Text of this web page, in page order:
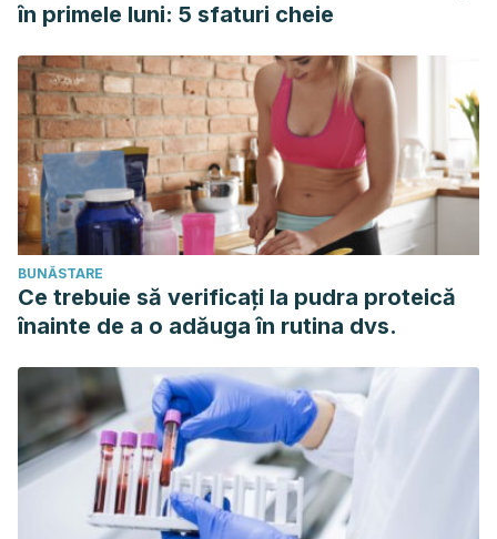
în primele luni: 5 sfaturi cheie
BUNĂSTARE
Ce trebuie să verificați la pudra proteică
înainte de a o adăuga în rutina dvs.